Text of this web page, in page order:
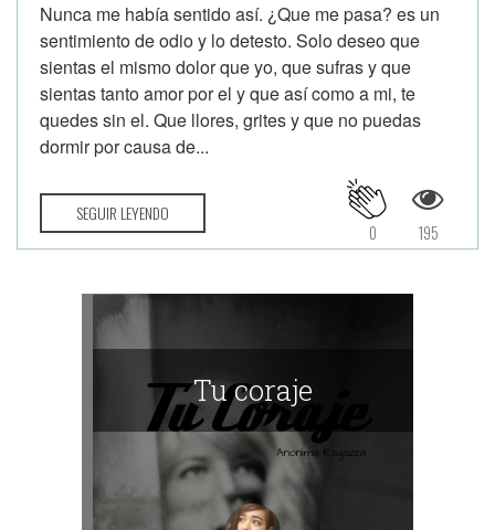
Nunca me había sentido así. ¿Que me pasa? es un
sentimiento de odio y lo detesto. Solo deseo que
sientas el mismo dolor que yo, que sufras y que
sientas tanto amor por el y que así como a mi, te
quedes sin el. Que llores, grites y que no puedas
dormir por causa de...
SEGUIR LEYENDO
195
0
Tu coraje